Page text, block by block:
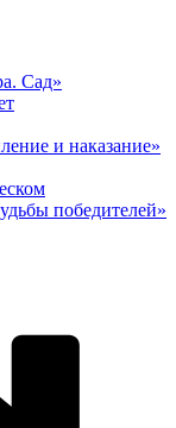
Сад»
и наказание»
победителей»